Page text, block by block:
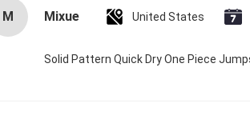
M Mixue United States
Solid Pattern Quick Dry One Piece